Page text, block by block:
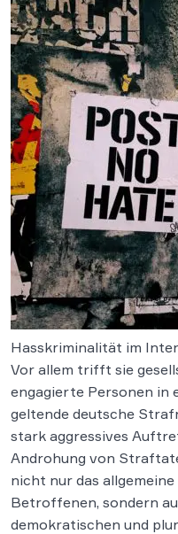
Hasskriminalität im
Vor allem trifft sie
engagierte Personen in
geltende deutsche
stark aggressives
Androhung von
nicht nur das
Betroffenen, sondern
demokratischen und